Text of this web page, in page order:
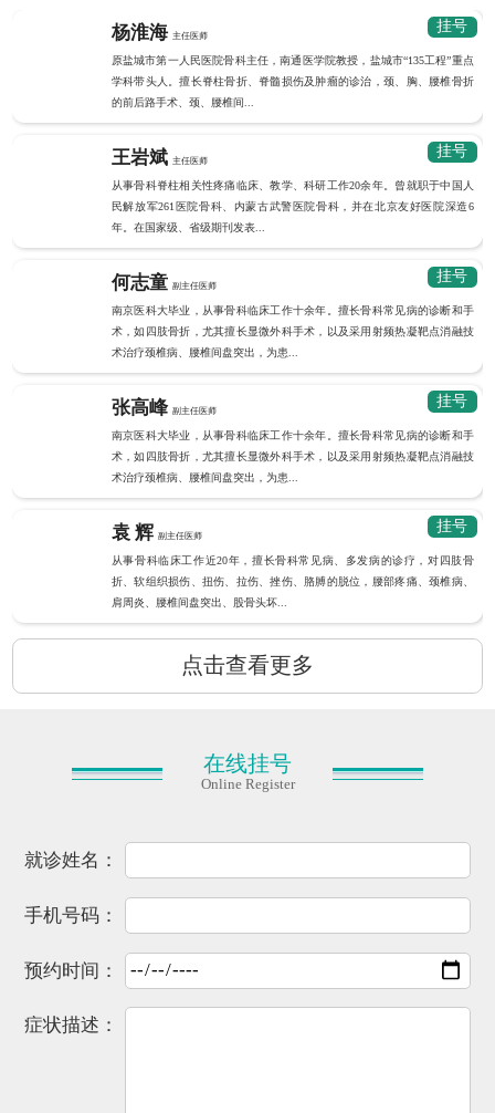
杨淮海 主任医师
原盐城市第一人民医院骨科主任，南通医学院教授，盐城市“135工程”重点
学科带头人。擅长脊柱骨折、脊髓损伤及肿瘤的诊治，颈、胸、腰椎骨折
的前后路手术、颈、腰椎间...
挂号
王岩斌 主任医师
从事骨科脊柱相关性疼痛临床、教学、科研工作20余年。曾就职于中国人
民解放军261医院骨科、内蒙古武警医院骨科，并在北京友好医院深造6
年。在国家级、省级期刊发表...
挂号
何志童 副主任医师
南京医科大毕业，从事骨科临床工作十余年。擅长骨科常见病的诊断和手
术，如四肢骨折，尤其擅长显微外科手术，以及采用射频热凝靶点消融技
术治疗颈椎病、腰椎间盘突出，为患...
挂号
张高峰 副主任医师
南京医科大毕业，从事骨科临床工作十余年。擅长骨科常见病的诊断和手
术，如四肢骨折，尤其擅长显微外科手术，以及采用射频热凝靶点消融技
术治疗颈椎病、腰椎间盘突出，为患...
挂号
袁 辉 副主任医师
从事骨科临床工作近20年，擅长骨科常见病、多发病的诊疗，对四肢骨
折、软组织损伤、扭伤、拉伤、挫伤、胳膊的脱位，腰部疼痛、颈椎病、
肩周炎、腰椎间盘突出、股骨头坏...
挂号
点击查看更多
在线挂号
Online Register
就诊姓名：
手机号码：
预约时间：
症状描述：